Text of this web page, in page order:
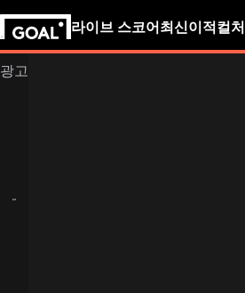
라이브 스코어 최신이적 컬처